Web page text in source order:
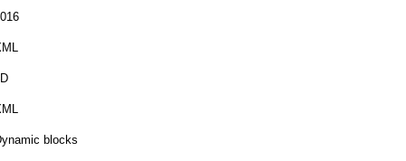
blocks